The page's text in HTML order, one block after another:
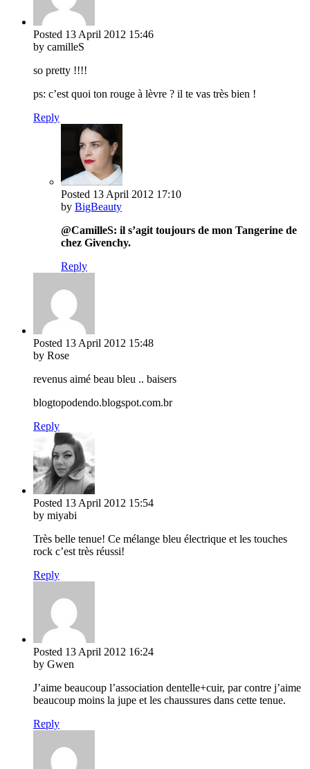
Posted 13 April 2012 15:46
by camilleS
so pretty !!!!
ps: c’est quoi ton rouge à lèvre ? il te vas très bien !
Reply
Posted 13 April 2012 17:10
by BigBeauty
@CamilleS: il s’agit toujours de mon Tangerine de
chez Givenchy.
Reply
Posted 13 April 2012 15:48
by Rose
revenus aimé beau bleu .. baisers
blogtopodendo.blogspot.com.br
Reply
Posted 13 April 2012 15:54
by miyabi
Très belle tenue! Ce mélange bleu électrique et les touches
rock c’est très réussi!
Reply
Posted 13 April 2012 16:24
by Gwen
J’aime beaucoup l’association dentelle+cuir, par contre j’aime
beaucoup moins la jupe et les chaussures dans cette tenue.
Reply